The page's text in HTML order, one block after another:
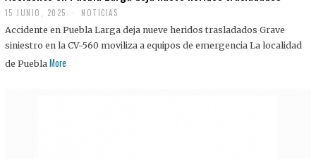
15 JUNIO, 2025 NOTICIAS
Accidente en Puebla Larga deja nueve heridos trasladados Grave
siniestro en la CV-560 moviliza a equipos de emergencia La localidad
de Puebla More